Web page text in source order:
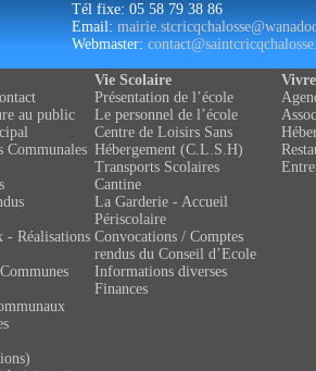
Tél fixe: 05 58 79 38 86
Email:
Webmaster:
au public
Communales
- Réalisations
Vie Scolaire
Présentation de l’école
Le personnel de l’école
Centre de Loisirs Sans
Hébergement (C.L.S.H)
Transports Scolaires
Cantine
La Garderie - Accueil
Périscolaire
Convocations / Comptes
rendus du Conseil d’Ecole
Informations diverses
Finances